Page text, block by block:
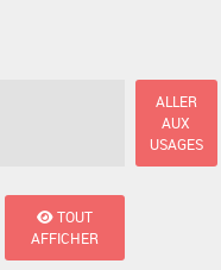
ALLER
AUX
USAGES
TOUT
AFFICHER